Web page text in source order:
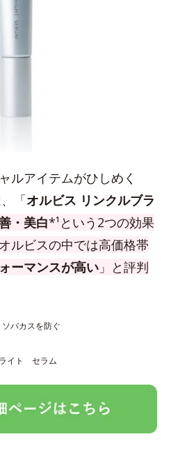
ルアイテムがひしめく
「オルビス リンクルブラ
・美白*¹という2つの効果
ルビスの中では高価格帯
ーマンスが高い 」と評判
バカスを防ぐ
イト セラム